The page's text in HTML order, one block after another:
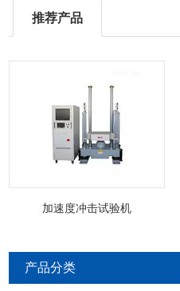
推荐产品
加速度冲击试验机
产品分类